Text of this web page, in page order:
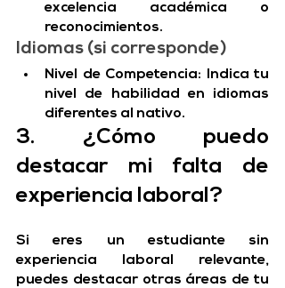
excelencia académica o
reconocimientos.
Idiomas (si corresponde)
Nivel de Competencia: Indica tu
nivel de habilidad en idiomas
diferentes al nativo.
3. ¿Cómo puedo
destacar mi falta de
experiencia laboral?
Si eres un estudiante sin
experiencia laboral relevante,
puedes destacar otras áreas de tu